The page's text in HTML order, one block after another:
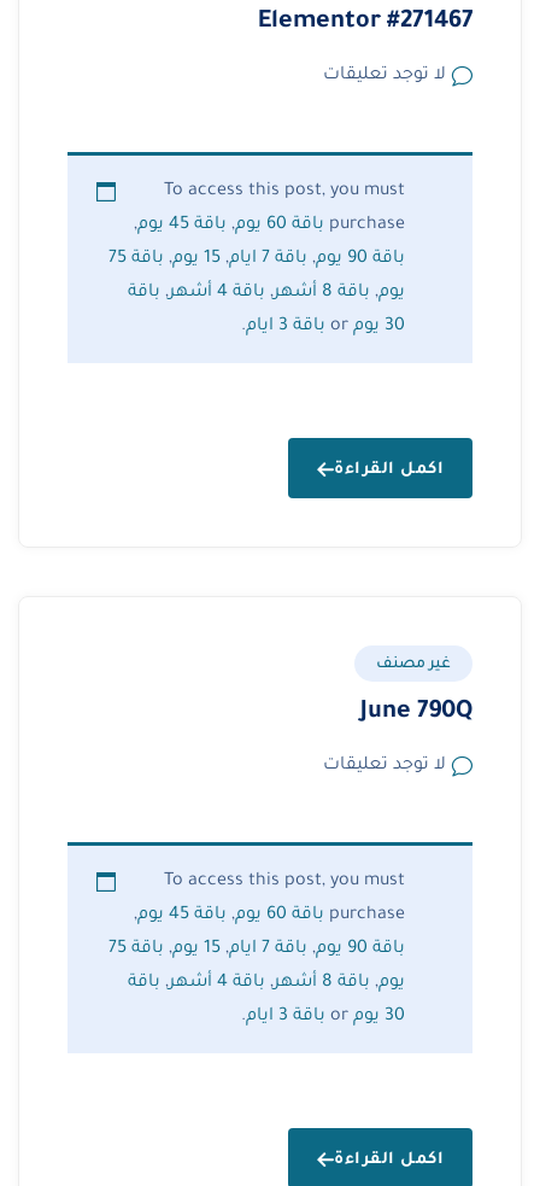
Elementor #271467
لا توجد تعليقات
To access this post, you must
purchase باقة 60 يوم , باقة 45 يوم
,
باقة 90 يوم
, باقة 7 ايام , 15 يوم ,
باقة 75
يوم, باقة 8 أشهر , باقة 4 أشهر , باقة
30 يوم
باقة 3 ايام .
اكمل القراءة
غير مصنف
June 790Q
لا توجد تعليقات
To access this post, you must
purchase باقة 60 يوم , باقة 45 يوم
,
باقة 90 يوم
, باقة 7 ايام , 15 يوم ,
باقة 75
يوم, باقة 8 أشهر , باقة 4 أشهر , باقة
30 يوم
باقة 3 ايام .
اكمل القراءة